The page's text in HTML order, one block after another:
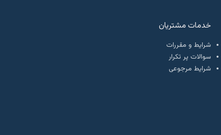
خدمات مشتریان
شرایط و مقررات
سوالات پر تکرار
شرایط مرجوعی